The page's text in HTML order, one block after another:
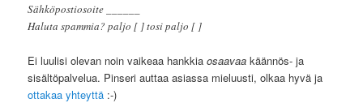
Sähköpostiosoite ______
Haluta spammia? paljo [ ] tosi paljo [ ]
Ei luulisi olevan noin vaikeaa hankkiaosaavaa käännös- ja
sisältöpalvelua. Pinseri auttaa asiassa mieluusti, olkaa hyvä ja
ottakaa yhteyttä :-)